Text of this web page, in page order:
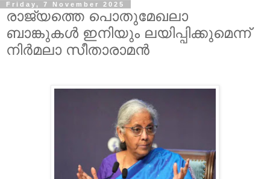
Friday, 7 November 2025
രാജ്യത്തെ പൊതുമേഖലാ
ബാങ്കുകൾ ഇനിയും ലയിപ്പിക്കുമെന്ന്
നിര്‍മലാ സീതാരാമന്‍